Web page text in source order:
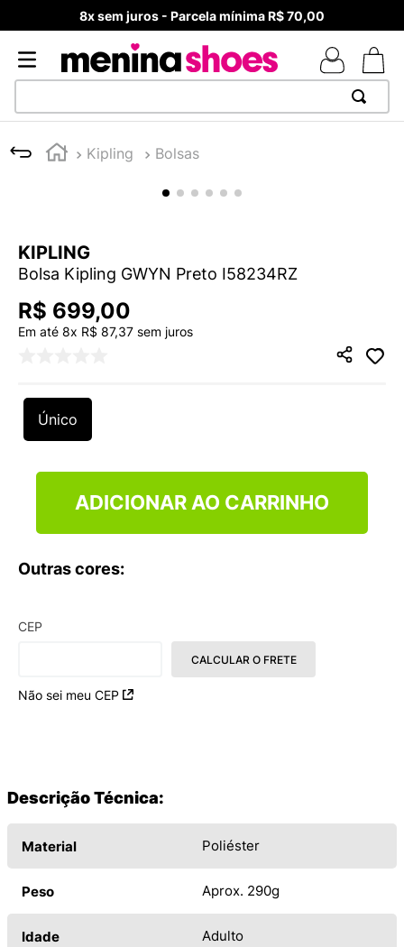
8x sem juros - Parcela mínima R$ 70,00
Kipling Bolsas
KIPLING
Bolsa Kipling GWYN Preto I58234RZ
R$ 699,00
Em até 8x R$ 87,37 sem juros
Único
ADICIONAR AO CARRINHO
Outras cores:
CEP
Não sei meu CEP
CALCULAR O FRETE
Descrição Técnica:
Material Poliéster
Peso Aprox. 290g
Idade Adulto
1
TÊNIS NEWS BALANCE 530
º
MELISSAS MINI BABY
5
ADIDAS
6º
SAMBA
º
VANS TÊNIS VANS ULTRARANGE
10º NEW BALANCE 204L